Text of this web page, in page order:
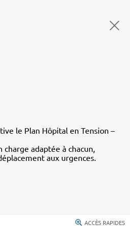
le Plan Hôpital en Tension –
adaptée à chacun,
aux urgences.
ACCÈS RAPIDES